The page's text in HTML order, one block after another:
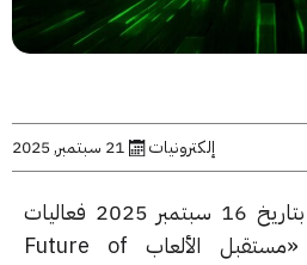
إلكترونيات 21 سبتمبر, 2025
استضافت شركة Razer بتاريخ 16 سبتمبر 2025 فعاليات
حدثها الخاص بعنوان «مستقبل الألعاب Future of